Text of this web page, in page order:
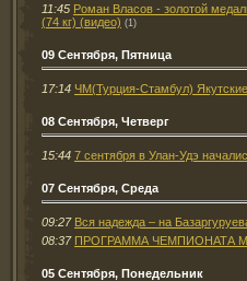
11:45 Роман Власов - золотой
(74 кг) (видео) (1)
09 Сентября, Пятница
17:14 ЧМ(Турция-Стамбул)
08 Сентября, Четверг
15:44 7 сентября в Улан-Удэ
07 Сентября, Среда
09:27 Вся надежда – на
08:37 ПРОГРАММА ЧЕМПИОНАТА
05 Сентября, Понедельник